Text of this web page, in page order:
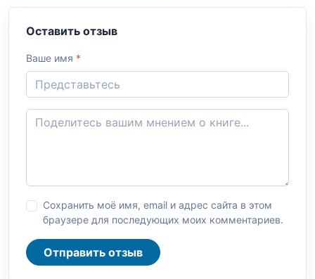
Оставить отзыв
Ваше имя *
Сохранить моё имя, email и адрес сайта в этом
браузере для последующих моих комментариев.
Отправить отзыв